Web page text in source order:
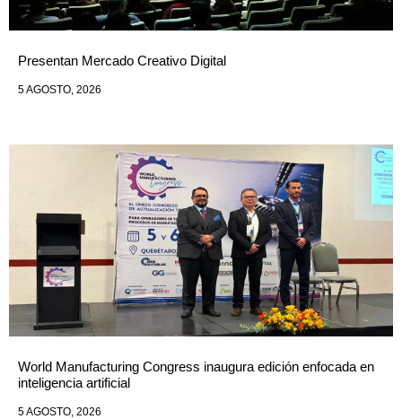
Presentan Mercado Creativo Digital
5 AGOSTO, 2026
World Manufacturing Congress inaugura edición enfocada en
inteligencia artificial
5 AGOSTO, 2026